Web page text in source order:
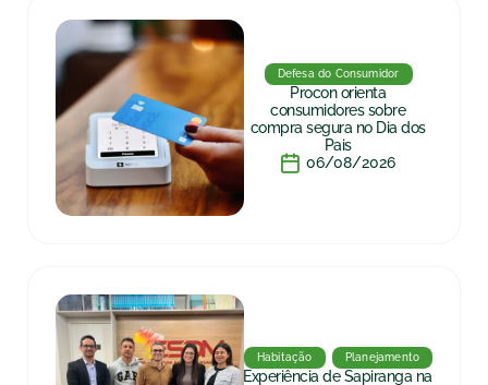
Defesa do Consumidor
Procon orienta
consumidores sobre
compra segura no Dia dos
Pais
06/08/2026
Habitação Planejamento
Experiência de Sapiranga na